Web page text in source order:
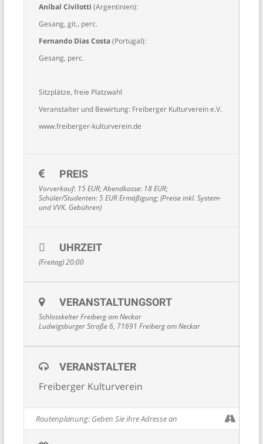
Aníbal Civilotti (Argentinien):
Gesang, git., perc.
Fernando Dias Costa(Portugal):
Gesang, perc.
Sitzplätze, freie Platzwahl
Veranstalter und Bewirtung: Freiberger Kulturverein e.V.
www.freiberger-kulturverein.de
PREIS
Vorverkauf: 15 EUR; Abendkasse: 18 EUR;
Schüler/Studenten: 5 EUR Ermäßigung; (Preise inkl. System-
und VVK. Gebühren)
UHRZEIT
(Freitag) 20:00
VERANSTALTUNGSORT
Schlosskelter Freiberg am Neckar
Ludwigsburger Straße 6, 71691 Freiberg am Neckar
VERANSTALTER
Freiberger Kulturverein